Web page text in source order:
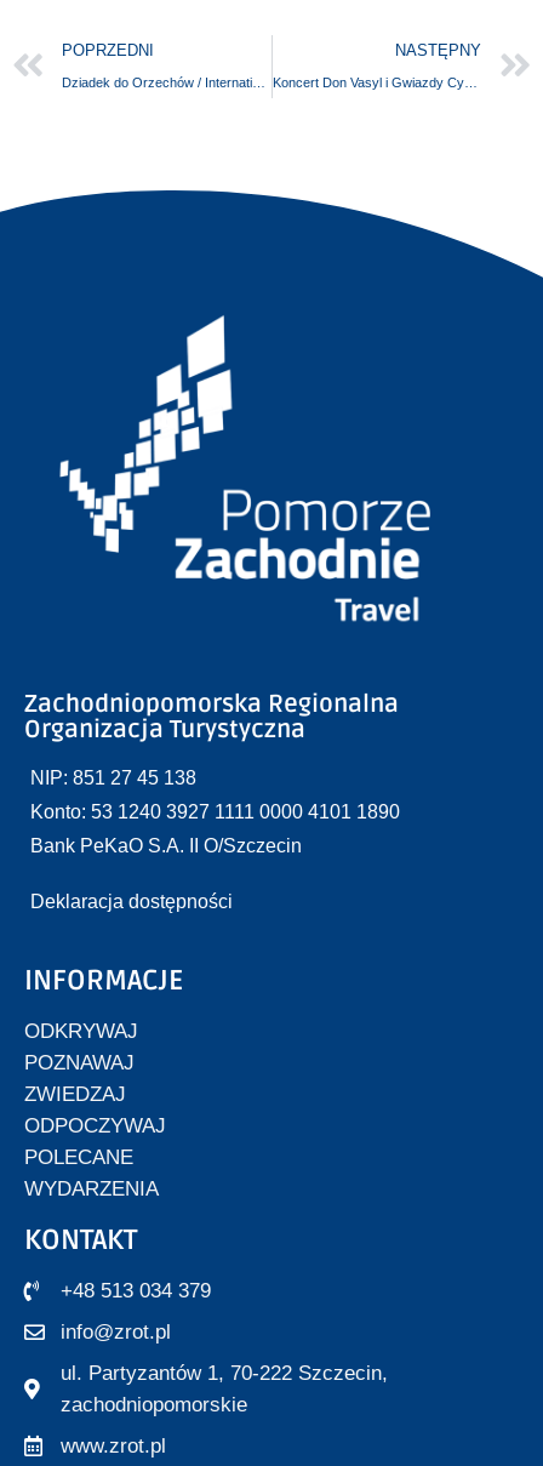
POPRZEDNI NASTĘPNY
Koncert Don Vasyl i Gwiazdy Cygańskiej Pieśni
Zachodniopomorska Regionalna
Organizacja Turystyczna
NIP: 851 27 45 138
Konto: 53 1240 3927 1111 0000 4101 1890
Bank PeKaO S.A. II O/Szczecin
Deklaracja dostępności
INFORMACJE
ODKRYWAJ
POZNAWAJ
ZWIEDZAJ
ODPOCZYWAJ
POLECANE
WYDARZENIA
KONTAKT
+48 513 034 379
info@zrot.pl
ul. Partyzantów 1, 70-222 Szczecin,
zachodniopomorskie
www.zrot.pl